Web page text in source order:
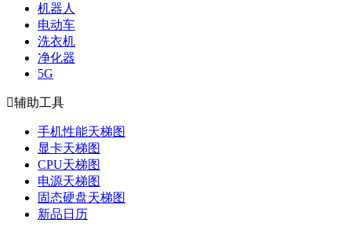
机器人
电动车
洗衣机
净化器
5G
辅助工具
手机性能天梯图
显卡天梯图
CPU天梯图
电源天梯图
固态硬盘天梯图
新品日历